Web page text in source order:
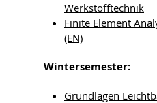
Werkstofftechnik
Finite Element
(EN)
Wintersemester:
Grundlagen